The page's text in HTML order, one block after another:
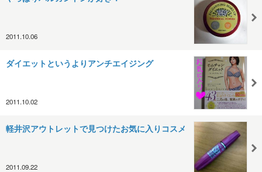
2011.10.06
ダイエットというよりアンチエイジング
2011.10.02
軽井沢アウトレットで見つけたお気に入りコスメ
2011.09.22